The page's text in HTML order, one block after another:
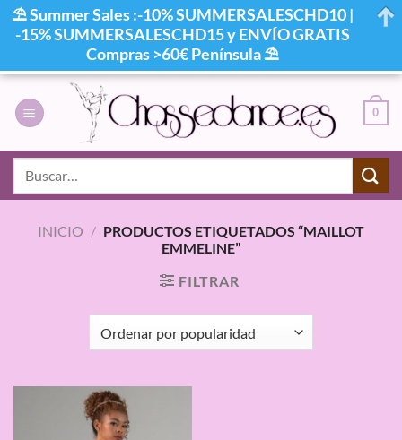
contenido
0
INICIO / PRODUCTOS ETIQUETADOS “MAILLOT
EMMELINE”
FILTRAR
⛱ Summer Sales :-10% SUMMERSALESCHD10 |
-15% SUMMERSALESCHD15 y ENVÍO GRATIS
Compras >60€ Península ⛱